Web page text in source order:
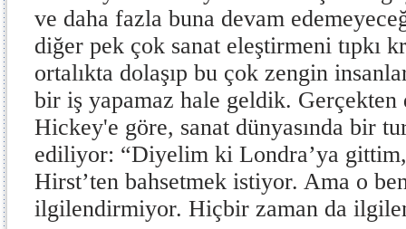
ve daha fazla buna devam
diğer pek çok sanat eleştirmeni tıpkı
ortalıkta dolaşıp bu çok zengin
bir iş yapamaz hale geldik. Gerçekten
Hickey'e göre, sanat dünyasında bir
ediliyor: “Diyelim ki Londra’ya
Hirst’ten bahsetmek istiyor. Ama o
ilgilendirmiyor. Hiçbir zaman da